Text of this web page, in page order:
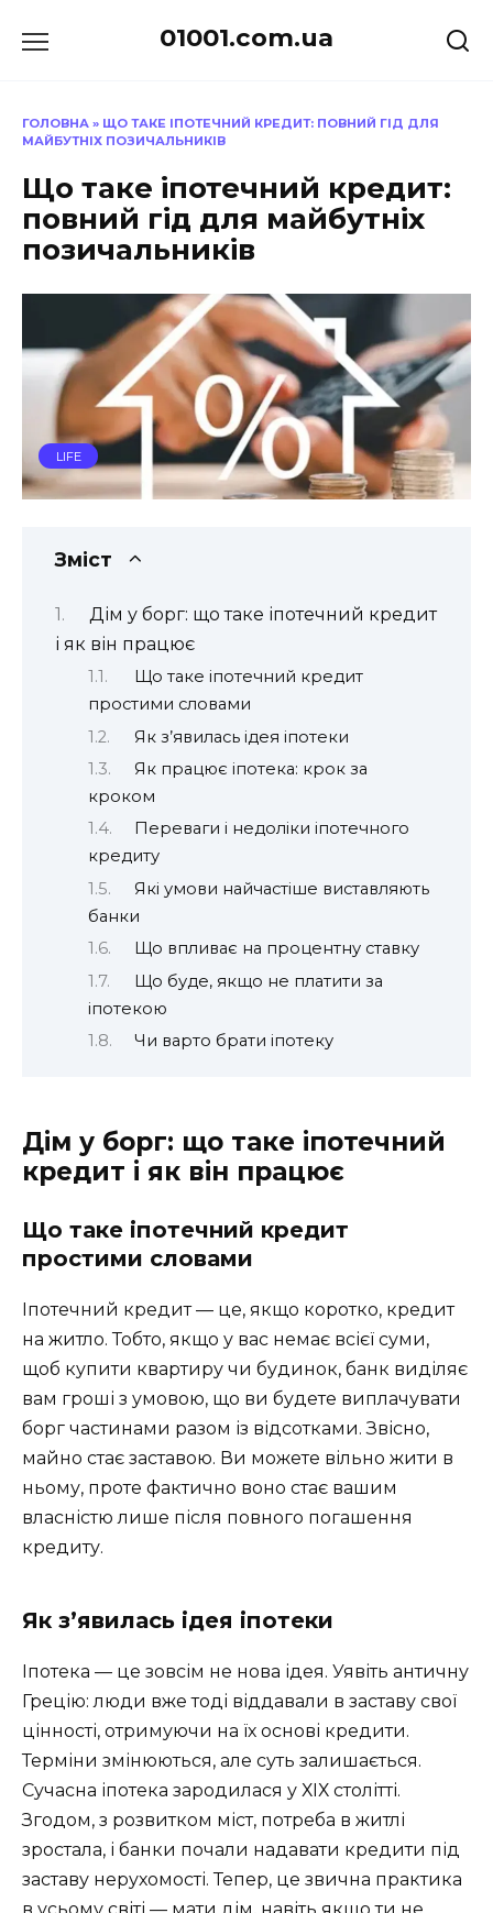
до
01001.com.ua
ГОЛОВНА » ЩО ТАКЕ ІПОТЕЧНИЙ КРЕДИТ: ПОВНИЙ ГІД ДЛЯ
МАЙБУТНІХ ПОЗИЧАЛЬНИКІВ
Що таке іпотечний кредит:
повний гід для майбутніх
позичальників
LIFE
Зміст
Дім у борг: що таке іпотечний кредит
і як він працює
Що таке іпотечний кредит
простими словами
Як з’явилась ідея іпотеки
Як працює іпотека: крок за
кроком
Переваги і недоліки іпотечного
кредиту
Які умови найчастіше виставляють
банки
Що впливає на процентну ставку
Що буде, якщо не платити за
іпотекою
Чи варто брати іпотеку
Дім у борг: що таке іпотечний
кредит і як він працює
Що таке іпотечний кредит
простими словами
Іпотечний кредит — це, якщо коротко, кредит
на житло. Тобто, якщо у вас немає всієї суми,
щоб купити квартиру чи будинок, банк виділяє
вам гроші з умовою, що ви будете виплачувати
борг частинами разом із відсотками. Звісно,
майно стає заставою. Ви можете вільно жити в
ньому, проте фактично воно стає вашим
власністю лише після повного погашення
кредиту.
Як з’явилась ідея іпотеки
Іпотека — це зовсім не нова ідея. Уявіть античну
Грецію: люди вже тоді віддавали в заставу свої
цінності, отримуючи на їх основі кредити.
Терміни змінюються, але суть залишається.
Сучасна іпотека зародилася у ХІХ столітті.
Згодом, з розвитком міст, потреба в житлі
зростала, і банки почали надавати кредити під
заставу нерухомості. Тепер, це звична практика
в усьому світі — мати дім, навіть якщо ти не